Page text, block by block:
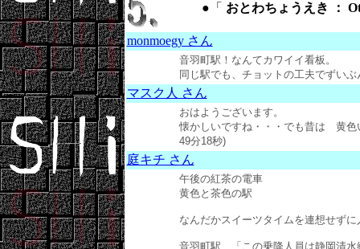
●「 おとわちょうえき ：
monmoegy さん
音羽町駅！なんてカワイイ看板。
同じ駅でも、チョットの工夫でずい
マスク人 さん
おはようございます。
懐かしいですね・・・でも昔は 黄色
49分18秒)
庭キチ さん
午後の紅茶の電車
黄色と茶色の駅
なんだかスイーツタイムを連想せず
音羽町駅、「この乗降人員は静岡清